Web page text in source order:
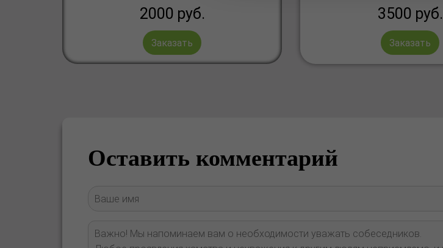
2000 руб.
Заказать
3500 руб.
Заказать
Оставить комментарий